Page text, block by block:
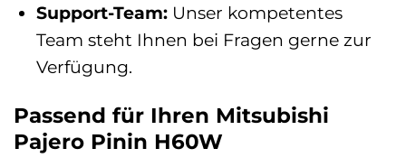
Support-Team:Unser kompetentes
Team steht Ihnen bei Fragen gerne zur
Verfügung.
Passend für Ihren Mitsubishi
Pajero Pinin H60W